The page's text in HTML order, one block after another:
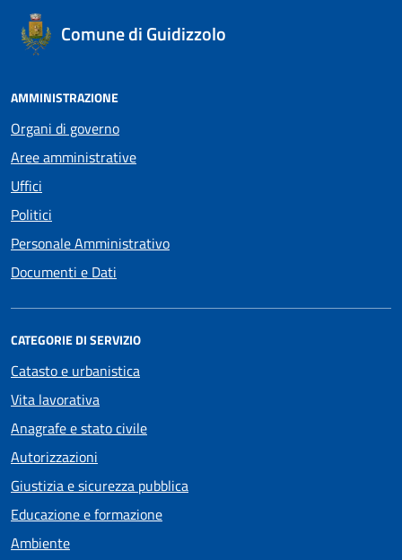
Comune di Guidizzolo
AMMINISTRAZIONE
Organi di governo
Aree amministrative
Uffici
Politici
Personale Amministrativo
Documenti e Dati
CATEGORIE DI SERVIZIO
Catasto e urbanistica
Vita lavorativa
Anagrafe e stato civile
Autorizzazioni
Giustizia e sicurezza pubblica
Educazione e formazione
Ambiente